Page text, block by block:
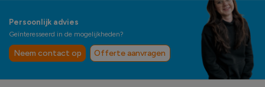
Persoonlijk advies
Geïnteresseerd in de mogelijkheden?
Neem contact op Offerte aanvragen